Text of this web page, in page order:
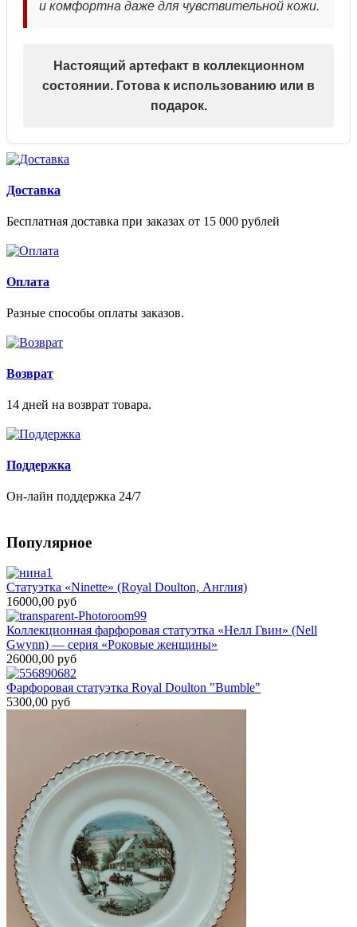
и комфортна даже для чувствительной кожи.
Настоящий артефакт в коллекционном
состоянии. Готова к использованию или в
подарок.
Доставка
Бесплатная доставка при заказах от 15 000 рублей
Оплата
Разные способы оплаты заказов.
Возврат
14 дней на возврат товара.
Поддержка
Он-лайн поддержка 24/7
Популярное
Статуэтка «Ninette» (Royal Doulton, Англия)
16000,00 руб
Коллекционная фарфоровая статуэтка «Нелл Гвин» (Nell
Gwynn) — серия «Роковые женщины»
26000,00 руб
Фарфоровая статуэтка Royal Doulton "Bumble"
5300,00 руб